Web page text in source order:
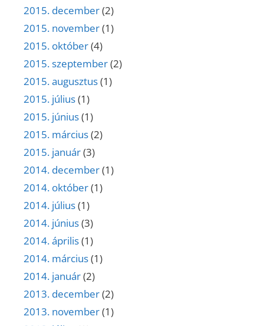
2015. december(2)
2015. november(1)
2015. október(4)
2015. szeptember(2)
2015. augusztus(1)
2015. július(1)
2015. június(1)
2015. március(2)
2015. január(3)
2014. december(1)
2014. október(1)
2014. július(1)
2014. június(3)
2014. április(1)
2014. március(1)
2014. január(2)
2013. december(2)
2013. november(1)